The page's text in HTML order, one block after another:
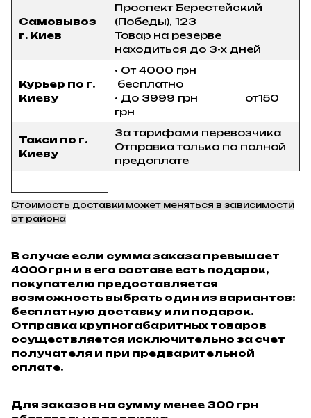
Самовывоз
г. Киев
Проспект Берестейский
(Победы), 123
Товар на резерве
находиться до 3-х дней
Курьер по г.
Киеву
• От 4000 грн
бесплатно
• До 3999 грн от150
грн
Такси по г.
Киеву
За тарифами перевозчика
Отправка только по полной
предоплате
Стоимость доставки может меняться в зависимости
от района
В случае если сумма заказа превышает
4000 грн и в его составе есть подарок,
покупателю предоставляется
возможность выбрать один из вариантов:
бесплатную доставку или подарок.
Отправка крупногабаритных товаров
осуществляется исключительно за счет
получателя и при предварительной
оплате.
Для заказов на сумму менее 300 грн